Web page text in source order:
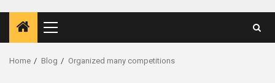
Primary
Menu
Home Blog Organized many competitions